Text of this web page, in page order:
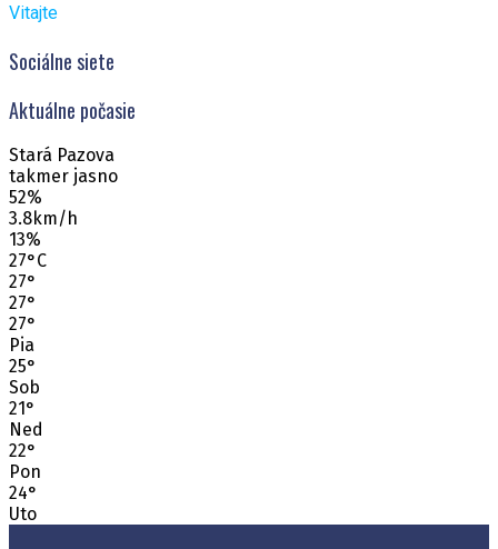
Vitajte
Sociálne siete
Aktuálne počasie
Stará Pazova
takmer jasno
52%
3.8km/h
13%
27°C
27°
27°
27°
Pia
25°
Sob
21 °
Ned
22°
Pon
24°
Uto